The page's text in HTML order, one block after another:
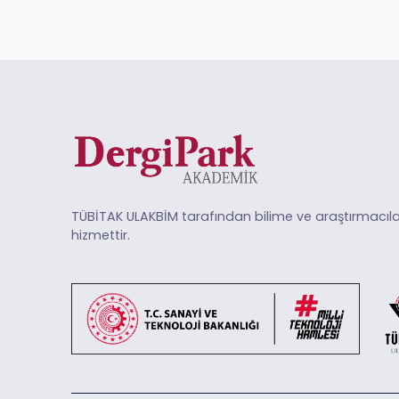
TÜBİTAK ULAKBİM tarafından bilime ve
hizmettir.